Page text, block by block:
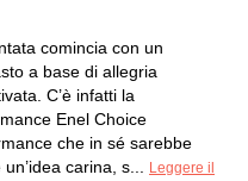
comincia con un
a base di allegria
C’è infatti la
Enel Choice
che in sé sarebbe
carina, s...
Leggere il